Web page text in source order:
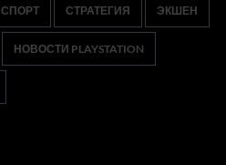
СПОРТ СТРАТЕГИЯ ЭКШЕН
НОВОСТИ PLAYSTATION